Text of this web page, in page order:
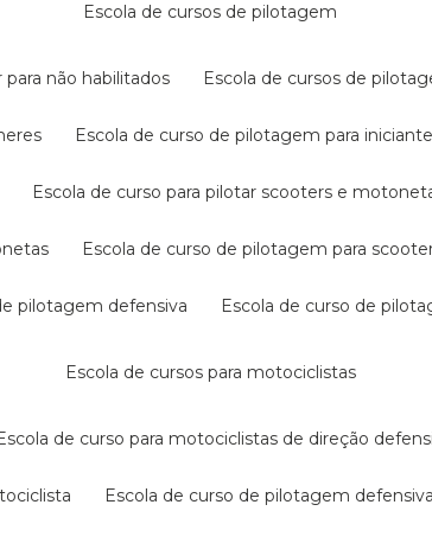
escola de cursos de pilotagem
não habilitados escola de cursos de
escola de curso de pilotagem para
escola de curso para pilotar scooters e
escola de curso de pilotagem para
pilotagem defensiva escola de curso de
escola de cursos para motociclistas
escola de curso para motociclistas de direção
escola de curso de pilotagem